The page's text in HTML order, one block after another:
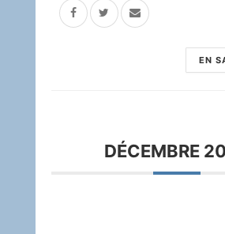
EN
DÉCEMBRE